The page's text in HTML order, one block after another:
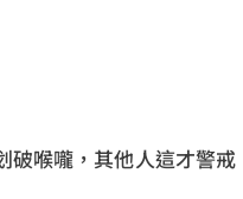
破喉嚨，其他人這才警戒